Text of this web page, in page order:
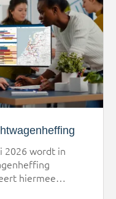
2026 wordt in
hiermee